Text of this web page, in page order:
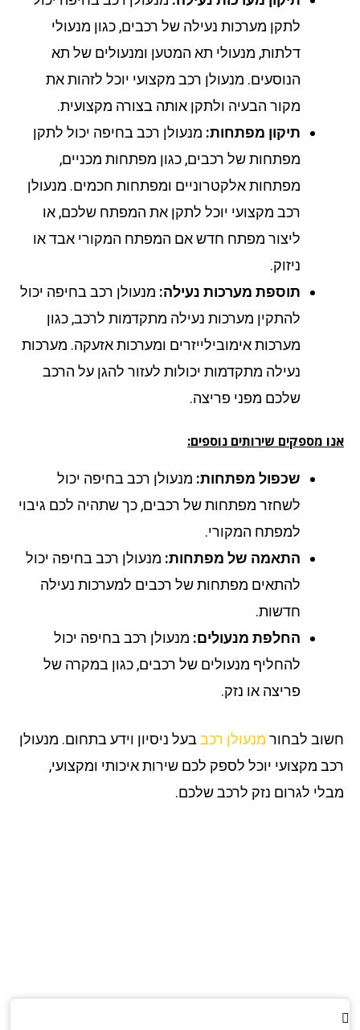
לתקן מערכות נעילה של רכבים, כגון מנעולי
דלתות, מנעולי תא המטען ומנעולים של תא
הנוסעים. מנעולן רכב מקצועי יוכל לזהות את
מקור הבעיה ולתקן אותה בצורה מקצועית.
תיקון מפתחות:מנעולן רכב בחיפה יכול לתקן
מפתחות של רכבים, כגון מפתחות מכניים,
מפתחות אלקטרוניים ומפתחות חכמים. מנעולן
רכב מקצועי יוכל לתקן את המפתח שלכם, או
ליצור מפתח חדש אם המפתח המקורי אבד או
ניזוק.
תוספת מערכות נעילה:מנעולן רכב בחיפה יכול
להתקין מערכות נעילה מתקדמות לרכב, כגון
מערכות אימובילייזרים ומערכות אזעקה. מערכות
נעילה מתקדמות יכולות לעזור להגן על הרכב
שלכם מפני פריצה.
מספקים שירותים נוספים:
שכפול מפתחות:מנעולן רכב בחיפה יכול
לשחזר מפתחות של רכבים, כך שתהיה לכם גיבוי
למפתח המקורי.
התאמה של מפתחות:מנעולן רכב בחיפה יכול
להתאים מפתחות של רכבים למערכות נעילה
חדשות.
החלפת מנעולים:מנעולן רכב בחיפה יכול
להחליף מנעולים של רכבים, כגון במקרה של
פריצה או נזק.
לבחורמנעולן רכבבעל ניסיון וידע בתחום. מנעולן
מקצועי יוכל לספק לכם שירות איכותי ומקצועי,
לגרום נזק לרכב שלכם.